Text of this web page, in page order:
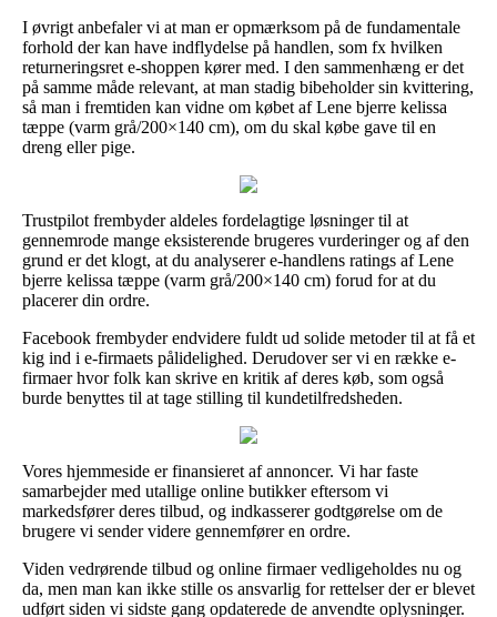
I øvrigt anbefaler vi at man er opmærksom på de fundamentale
forhold der kan have indflydelse på handlen, som fx hvilken
returneringsret e-shoppen kører med. I den sammenhæng er det
på samme måde relevant, at man stadig bibeholder sin kvittering,
så man i fremtiden kan vidne om købet af Lene bjerre kelissa
tæppe (varm grå/200×140 cm), om du skal købe gave til en
dreng eller pige.
Trustpilot frembyder aldeles fordelagtige løsninger til at
gennemrode mange eksisterende brugeres vurderinger og af den
grund er det klogt, at du analyserer e-handlens ratings af Lene
bjerre kelissa tæppe (varm grå/200×140 cm) forud for at du
placerer din ordre.
Facebook frembyder endvidere fuldt ud solide metoder til at få et
kig ind i e-firmaets pålidelighed. Derudover ser vi en række e-
firmaer hvor folk kan skrive en kritik af deres køb, som også
burde benyttes til at tage stilling til kundetilfredsheden.
Vores hjemmeside er finansieret af annoncer. Vi har faste
samarbejder med utallige online butikker eftersom vi
markedsfører deres tilbud, og indkasserer godtgørelse om de
brugere vi sender videre gennemfører en ordre.
Viden vedrørende tilbud og online firmaer vedligeholdes nu og
da, men man kan ikke stille os ansvarlig for rettelser der er blevet
udført siden vi sidste gang opdaterede de anvendte oplysninger.